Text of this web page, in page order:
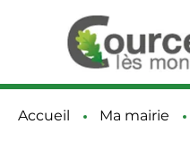
Accueil Ma mairie